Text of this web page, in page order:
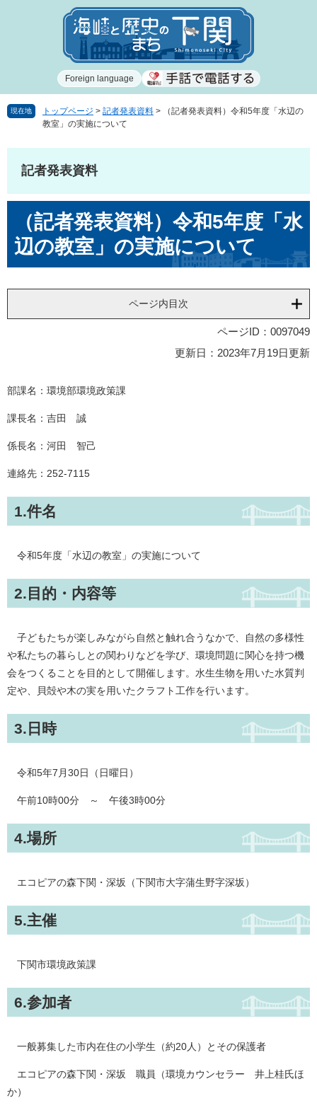
で
ば
Foreign language
現在地 トップページ > 記者発表資料 >
（記者発表資料）令和5年度「水辺の
教室」の実施について
記者発表資料
（記者発表資料）令和5年度「水
辺の教室」の実施について
ページ内目次
ページID：0097049
更新日：2023年7月19日更新
部課名：環境部環境政策課
課長名：吉田 誠
係長名：河田 智己
連絡先：252-7115
1.件名
令和5年度「水辺の教室」の実施について
2.目的・内容等
子どもたちが楽しみながら自然と触れ合うなかで、自然の多様性
や私たちの暮らしとの関わりなどを学び、環境問題に関心を持つ機
会をつくることを目的として開催します。水生生物を用いた水質判
定や、貝殻や木の実を用いたクラフト工作を行います。
3.日時
令和5年7月30日（日曜日）
午前10時00分 ～ 午後3時00分
4.場所
エコピアの森下関・深坂（下関市大字蒲生野字深坂）
5.主催
下関市環境政策課
6.参加者
一般募集した市内在住の小学生（約20人）とその保護者
エコピアの森下関・深坂 職員（環境カウンセラー 井上桂氏ほ
か）